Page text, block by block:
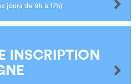
jours de 9h à 17h)
INSCRIPTION